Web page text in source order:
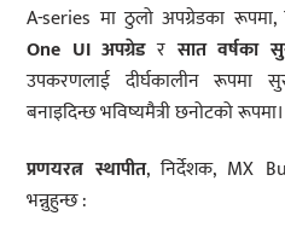
A-series मा ठुलो अपग्रेडका
One UIअपग्रेडरसात वर्षका
उपकरणलाई दीर्घकालीन रूपमा
बनाइदिन्छ भविष्यमैत्री छनोटको रूपमा।
प्रणयरत्न स्थापीत, निर्देशक, MX
भन्नुहुन्छ :